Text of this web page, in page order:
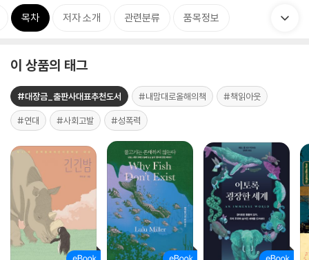
목차 저자 소개 관련분류 품목정보
이 상품의 태그
#대장금_출판사대표추천도서 #내맘대로올해의책 #책읽아웃
#연대 #사회고발 #성폭력